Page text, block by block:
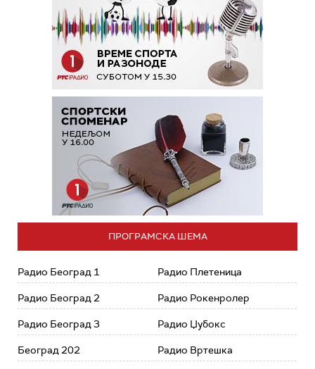
ПРОГРАМСКА ШЕМА
Радио Београд 1
Радио Београд 2
Радио Београд 3
Београд 202
Радио Плетеница
Радио Рокенролер
Радио Џубокс
Радио Вртешка